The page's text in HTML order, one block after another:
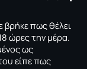
βρήκε πως θέλει
ώρες την μέρα.
ως
είπε πως